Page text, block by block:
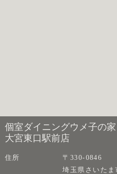
個室ダイニングウメ子の家
大宮東口駅前店
住所
〒330-0846
埼玉県さいた